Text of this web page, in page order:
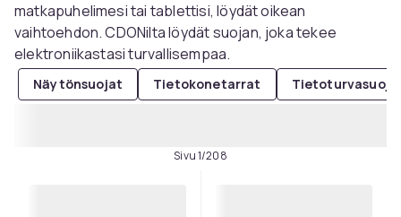
matkapuhelimesi tai tablettisi, löydät oikean
vaihtoehdon. CDONilta löydät suojan, joka tekee
elektroniikastasi turvallisempaa.
Näytönsuojat Tietokonetarrat
Sivu 1/208